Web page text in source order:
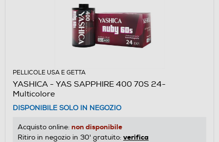
PELLICOLE USA E GETTA
YASHICA - YAS SAPPHIRE 400 70S 24-
Multicolore
DISPONIBILE SOLO IN NEGOZIO
Acquisto online: non disponibile
Ritiro in negozio in 30' gratuito: verifica